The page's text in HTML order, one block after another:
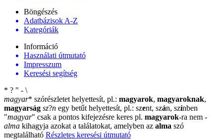
Böngészés
Adatbázisok A-Z
Kategóriák
Információ
Használati útmutató
Impresszum
Keresési segítség
* ? " - \
magyar* szórészletet helyettesít, pl.: magyarok, magyaroknak,
magyarság sz?n egy betűt helyettesít, pl.: szent, szán, színben
"magyar" csak a pontos kifejezésre keres pl. magyarok-ra nem -
alma kihagyja azokat a találatokat, amelyben az alma szó
megtalálható Részletes keresési útmutató